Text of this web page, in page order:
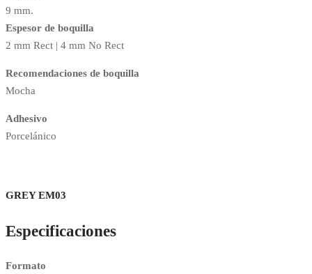
9 mm.
Espesor de boquilla
2 mm Rect | 4 mm No Rect
Recomendaciones de boquilla
Mocha
Adhesivo
Porcelánico
GREY EM03
Especificaciones
Formato